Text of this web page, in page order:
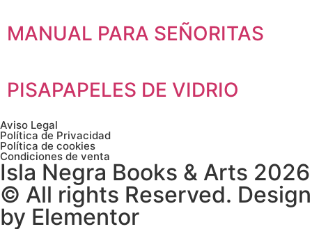
MANUAL PARA SEÑORITAS
PISAPAPELES DE VIDRIO
Aviso Legal
Política de Privacidad
Política de cookies
Condiciones de venta
Isla Negra Books & Arts 2026
© All rights Reserved. Design
by Elementor